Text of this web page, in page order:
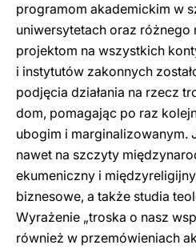
programom akademickim w
uniwersytetach oraz
projektom na wszystkich
i instytutów zakonnych
podjęcia działania na rzecz
dom, pomagając po raz
ubogim i marginalizowanym.
nawet na szczyty
ekumeniczny i
biznesowe, a także studia
Wyrażenie „troska o nasz
również w przemówieniach